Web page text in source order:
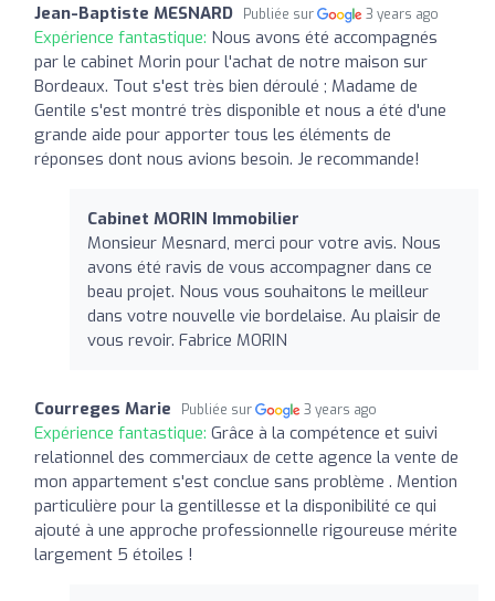
Jean-Baptiste MESNARD Publiée sur 3 years ago
Expérience fantastique: Nous avons été accompagnés
par le cabinet Morin pour l'achat de notre maison sur
Bordeaux. Tout s'est très bien déroulé ; Madame de
Gentile s'est montré très disponible et nous a été d'une
grande aide pour apporter tous les éléments de
réponses dont nous avions besoin. Je recommande!
Cabinet MORIN Immobilier
Monsieur Mesnard, merci pour votre avis. Nous
avons été ravis de vous accompagner dans ce
beau projet. Nous vous souhaitons le meilleur
dans votre nouvelle vie bordelaise. Au plaisir de
vous revoir. Fabrice MORIN
Courreges Marie Publiée sur 3 years ago
Expérience fantastique: Grâce à la compétence et suivi
relationnel des commerciaux de cette agence la vente de
mon appartement s'est conclue sans problème . Mention
particulière pour la gentillesse et la disponibilité ce qui
ajouté à une approche professionnelle rigoureuse mérite
largement 5 étoiles !